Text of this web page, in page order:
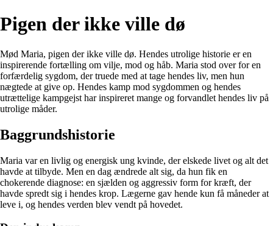
Pigen der ikke ville dø
Mød Maria, pigen der ikke ville dø. Hendes utrolige historie er en
inspirerende fortælling om vilje, mod og håb. Maria stod over for en
forfærdelig sygdom, der truede med at tage hendes liv, men hun
nægtede at give op. Hendes kamp mod sygdommen og hendes
utrættelige kampgejst har inspireret mange og forvandlet hendes liv på
utrolige måder.
Baggrundshistorie
Maria var en livlig og energisk ung kvinde, der elskede livet og alt det
havde at tilbyde. Men en dag ændrede alt sig, da hun fik en
chokerende diagnose: en sjælden og aggressiv form for kræft, der
havde spredt sig i hendes krop. Lægerne gav hende kun få måneder at
leve i, og hendes verden blev vendt på hovedet.